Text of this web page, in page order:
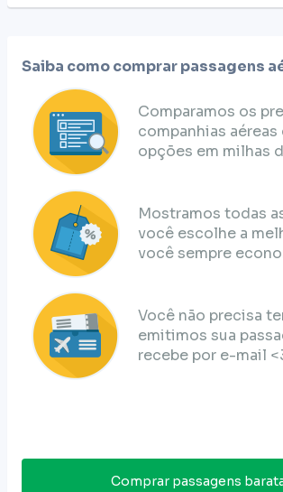
Saiba como comprar passagens
Comparamos os
companhias aéreas
opções em milhas
Mostramos todas
você escolhe a
você sempre
Você não precisa
emitimos sua
recebe por e-mail
Comprar passagens